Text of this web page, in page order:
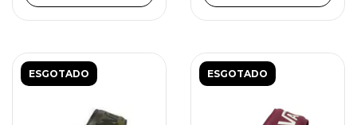
ESGOTADO ESGOTADO